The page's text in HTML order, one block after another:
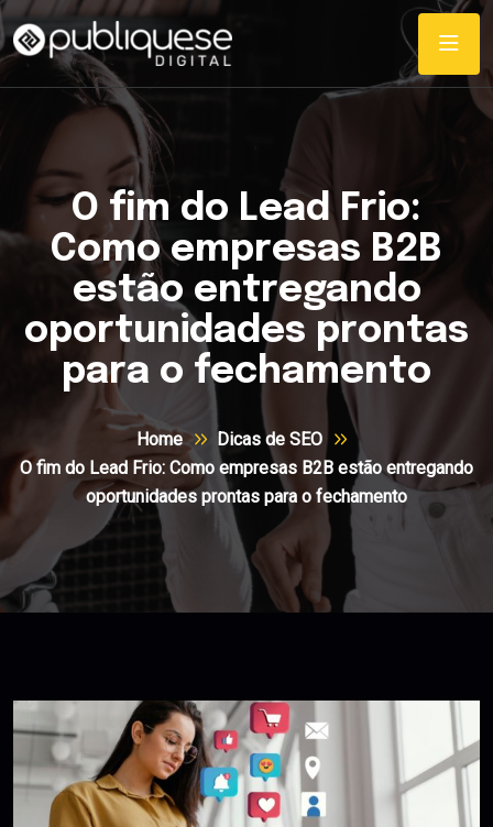
O fim do Lead Frio:
Como empresas B2B
estão entregando
oportunidades prontas
para o fechamento
Home
Dicas de SEO
O fim do Lead Frio: Como empresas B2B estão entregando
oportunidades prontas para o fechamento